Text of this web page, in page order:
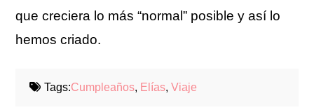
que creciera lo más “normal” posible y así lo
hemos criado.
Tags:Cumpleaños, Elías,Viaje